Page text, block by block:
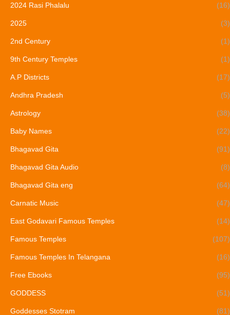
2024 Rasi Phalalu (16)
2025 (3)
2nd Century (1)
9th Century Temples (1)
A.P Districts (17)
Andhra Pradesh (5)
Astrology (38)
Baby Names (22)
Bhagavad Gita (91)
Bhagavad Gita Audio (8)
Bhagavad Gita eng (64)
Carnatic Music (47)
East Godavari Famous Temples (14)
Famous Temples (107)
Famous Temples In Telangana (16)
Free Ebooks (95)
GODDESS (51)
Goddesses Stotram (81)